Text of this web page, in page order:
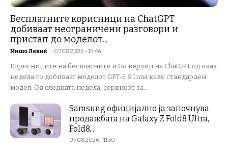
Бесплатните корисници на ChatGPT
добиваат неограничени разговори и
пристап до моделот...
Мишо Лекиќ - 07.08.2026 - 13:46
Корисниците на бесплатните и Go верзии на ChatGPT од оваа
недела го добиваат моделот GPT-5.6 Luna како стандарден
модел. Од следната недела, сервисот за...
Samsung официјално ја започнува
продажбата на Galaxy Z Fold8 Ultra,
Fold8,...
07.08.2026 - 11:50